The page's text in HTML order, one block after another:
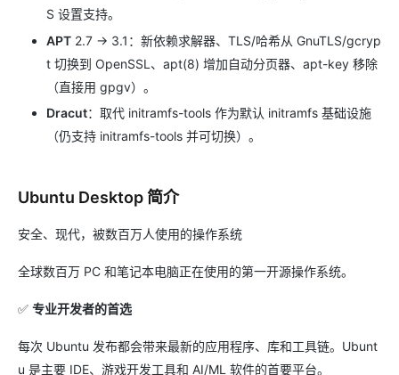
S 设置支持。
APT 2.7 → 3.1：新依赖求解器、TLS/哈希从 GnuTLS/gcryp
t 切换到 OpenSSL、apt(8) 增加自动分页器、apt-key 移除
（直接用 gpgv）。
Dracut：取代 initramfs-tools 作为默认 initramfs 基础设施
（仍支持 initramfs-tools 并可切换）。
Ubuntu Desktop 简介
安全、现代，被数百万人使用的操作系统
全球数百万 PC 和笔记本电脑正在使用的第一开源操作系统。
✅ 专业开发者的首选
每次 Ubuntu 发布都会带来最新的应用程序、库和工具链。Ubunt
u 是主要 IDE、游戏开发工具和 AI/ML 软件的首要平台。